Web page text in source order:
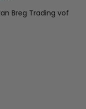
Breg Trading vof